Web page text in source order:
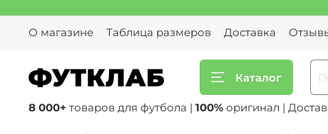
О магазине
Таблица размеров Доставка
Каталог
8 000+ товаров для футбола | 100% оригинал |